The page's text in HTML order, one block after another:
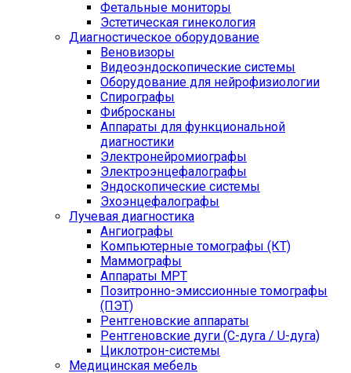
Фетальные мониторы
Эстетическая гинекология
Диагностическое оборудование
Веновизоры
Видеоэндоскопические системы
Оборудование для нейрофизиологии
Спирографы
Фибросканы
Аппараты для функциональной
диагностики
Электронейромиографы
Электроэнцефалографы
Эндоскопические системы
Эхоэнцефалографы
Лучевая диагностика
Ангиографы
Компьютерные томографы (КТ)
Маммографы
Аппараты МРТ
Позитронно-эмиссионные томографы
(ПЭТ)
Рентгеновские аппараты
Рентгеновские дуги (С-дуга / U-дуга)
Циклотрон-системы
Медицинская мебель